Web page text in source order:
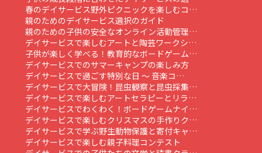
春のデイサービス野外ピクニックを楽しむコ…
親のためのデイサービス選択のガイド
親のための子供の安全なオンライン活動管理…
デイサービスで楽しむアートと陶芸ワークシ…
子供が楽しく学べる！教育的なボードゲーム…
デイサービスでのサマーキャンプの楽しみ方
デイサービスで過ごす特別な日 ～ 音楽コ…
デイサービスで大冒険！昆虫観察と昆虫採集…
デイサービスで楽しむアートセラピーとリラ…
デイサービスでわくわく！ボードゲームナイ…
デイサービスで楽しむクリスマスの手作りク…
デイサービスで学ぶ野生動物保護と寄付キャ…
デイサービスで楽しむ親子料理コンテスト